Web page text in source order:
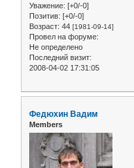
Уважение: [+0/-0]
Позитив: [+0/-0]
Возраст: 44 [1981-09-14]
Провел на форуме:
Не определено
Последний визит:
2008-04-02 17:31:05
Федюхин Вадим
Members